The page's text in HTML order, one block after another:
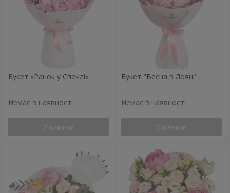
Букет «Ранок у Спечлі»
Немає в наявності
Уточнити
Букет "Весна в Лояні"
Немає в наявності
Уточнити